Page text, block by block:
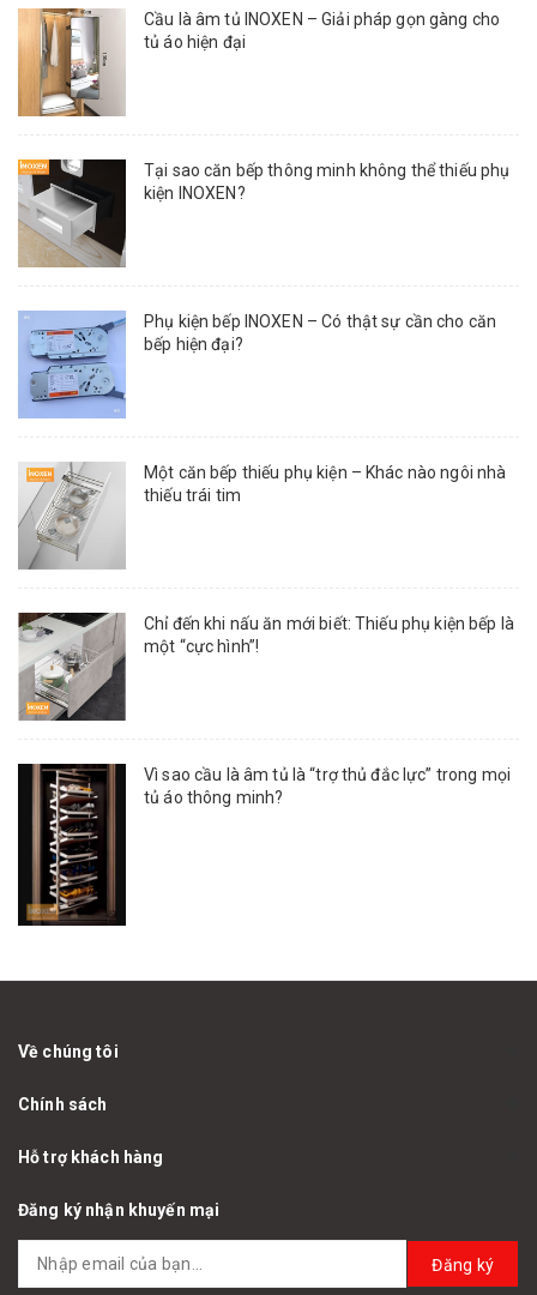
Cầu là âm tủ INOXEN – Giải pháp gọn gàng cho
tủ áo hiện đại
Tại sao căn bếp thông minh không thể thiếu phụ
kiện INOXEN?
Phụ kiện bếp INOXEN – Có thật sự cần cho căn
bếp hiện đại?
Một căn bếp thiếu phụ kiện – Khác nào ngôi nhà
thiếu trái tim
Chỉ đến khi nấu ăn mới biết: Thiếu phụ kiện bếp là
một “cực hình”!
Vì sao cầu là âm tủ là “trợ thủ đắc lực” trong mọi
tủ áo thông minh?
Về chúng tôi
Chính sách
Hỗ trợ khách hàng
Đăng ký nhận khuyến mại
Đăng ký